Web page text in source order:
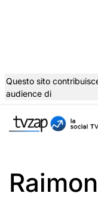
al
Questo sito
audience di